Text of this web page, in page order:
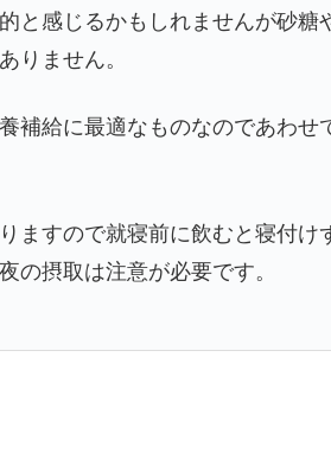
と感じるかもしれませんが砂糖
りません。
補給に最適なものなのであわせ
ますので就寝前に飲むと寝付け
の摂取は注意が必要です。